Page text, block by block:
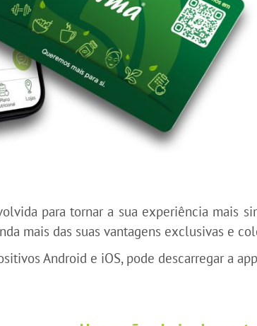
para tornar a sua experiência mais
mais das suas vantagens exclusivas e
Android e iOS, pode descarregar a